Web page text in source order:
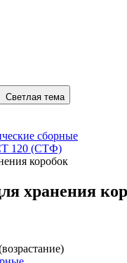
Светлая тема
сборные
120 (СТФ)
коробок
хранения